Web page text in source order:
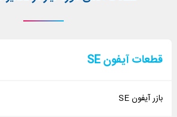
قطعات آیفون SE
بازر آیفون SE